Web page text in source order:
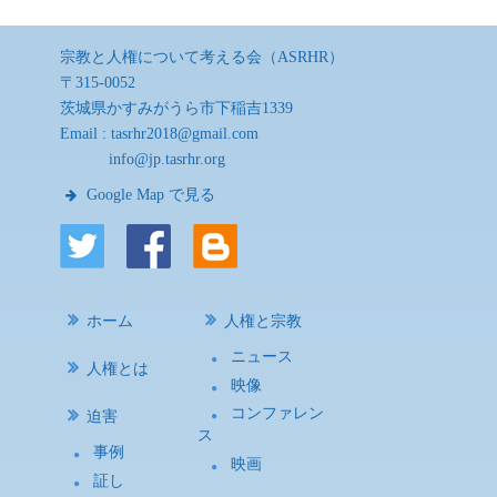
宗教と人権について考える会（ASRHR）
〒315-0052
茨城県かすみがうら市下稲吉1339
Email : tasrhr2018@gmail.com
info@jp.tasrhr.org
Google Map で見る
ホーム
人権とは
迫害
事例
証し
人権と宗教
ニュース
映像
コンファレン
ス
映画